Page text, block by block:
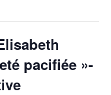
pacifiée »-